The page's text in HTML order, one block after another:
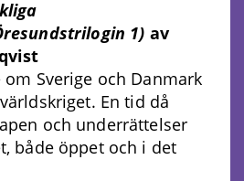
1) av
om Sverige och Danmark
En tid då
och underrättelser
både öppet och i det